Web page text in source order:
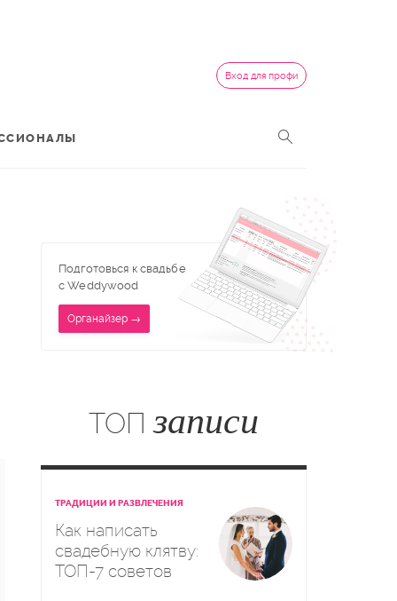
Вход для профи
Подготовься к свадьбе
с Weddywood
Органайзер →
ТОП записи
ТРАДИЦИИ И РАЗВЛЕЧЕНИЯ
Как написать
свадебную клятву:
ТОП-7 советов